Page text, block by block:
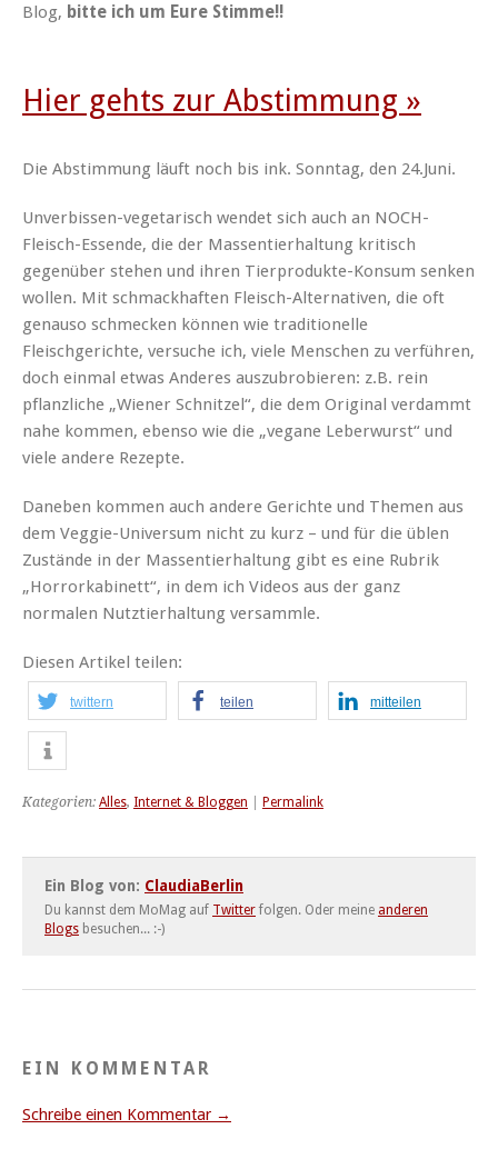
Blog, bitte ich um Eure Stimme!!
Hier gehts zur Abstimmung »
Die Abstimmung läuft noch bis ink. Sonntag, den 24.Juni.
Unverbissen-vegetarisch wendet sich auch an NOCH-
Fleisch-Essende, die der Massentierhaltung kritisch
gegenüber stehen und ihren Tierprodukte-Konsum senken
wollen. Mit schmackhaften Fleisch-Alternativen, die oft
genauso schmecken können wie traditionelle
Fleischgerichte, versuche ich, viele Menschen zu verführen,
doch einmal etwas Anderes auszubrobieren: z.B. rein
pflanzliche „Wiener Schnitzel“, die dem Original verdammt
nahe kommen, ebenso wie die „vegane Leberwurst“ und
viele andere Rezepte.
Daneben kommen auch andere Gerichte und Themen aus
dem Veggie-Universum nicht zu kurz – und für die üblen
Zustände in der Massentierhaltung gibt es eine Rubrik
„Horrorkabinett“, in dem ich Videos aus der ganz
normalen Nutztierhaltung versammle.
Diesen Artikel teilen:
twittern teilen mitteilen
Kategorien: Alles, Internet & Bloggen Permalink
Ein Blog von: ClaudiaBerlin
Du kannst dem MoMag auf Twitter folgen. Oder meine anderen
Blogs besuchen... :-)
EIN KOMMENTAR
Schreibe einen Kommentar →